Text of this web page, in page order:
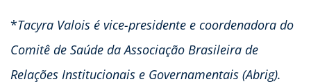
*Tacyra Valois é vice-presidente e coordenadora do
Comitê de Saúde da Associação Brasileira de
Relações Institucionais e Governamentais (Abrig).